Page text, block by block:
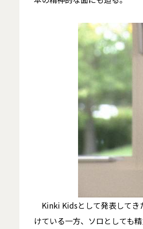
Kinki Kidsとして発表してき
けている一方、ソロとしても